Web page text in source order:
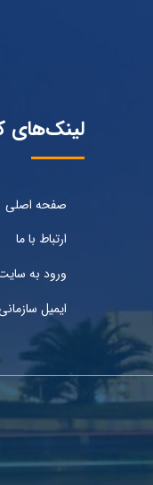
لینک‌های
صفحه اصلی
ارتباط با ما
ورود به
ایمیل